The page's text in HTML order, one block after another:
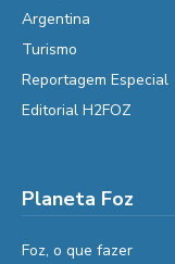
Argentina
Turismo
Reportagem Especial
Editorial H2FOZ
Planeta Foz
Foz, o que fazer